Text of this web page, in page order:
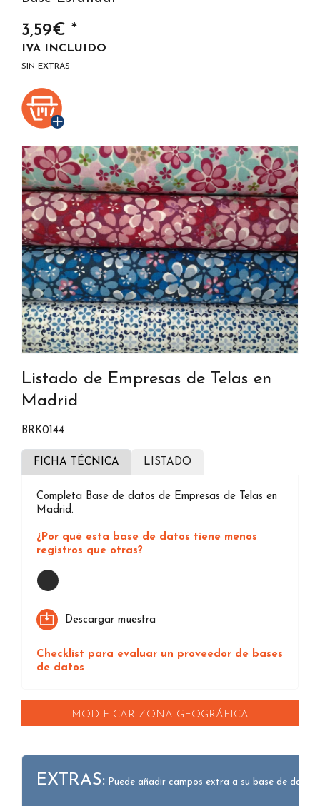
3,59€ *
IVA INCLUIDO
SIN EXTRAS
Listado de Empresas de Telas en
Madrid
BRK0144
FICHA TÉCNICA LISTADO
Completa Base de datos de Empresas de Telas en
Madrid.
¿Por qué esta base de datos tiene menos
registros que otras?
Loading...
Descargar muestra
Checklist para evaluar un proveedor de bases
de datos
MODIFICAR ZONA GEOGRÁFICA
EXTRAS: Puede añadir campos extra a su base de datos.